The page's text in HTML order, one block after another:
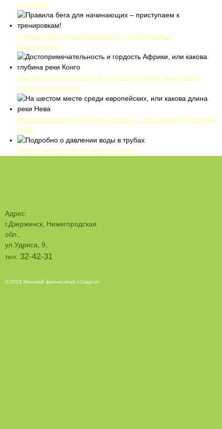
бассейна
Правила бега для начинающих – приступаем к
тренировкам!
Достопримечательность и гордость Африки, или какова
глубина реки Конго
На шестом месте среди европейских, или какова длина реки
Нева
Подробно о давлении воды в трубах
Адрес:
г.Дзержинск, Нижегородская
обл.,
ул Удриса, 9,
тел: 32-42-31
© 2024 Женский фитнес-клуб «Спарта»